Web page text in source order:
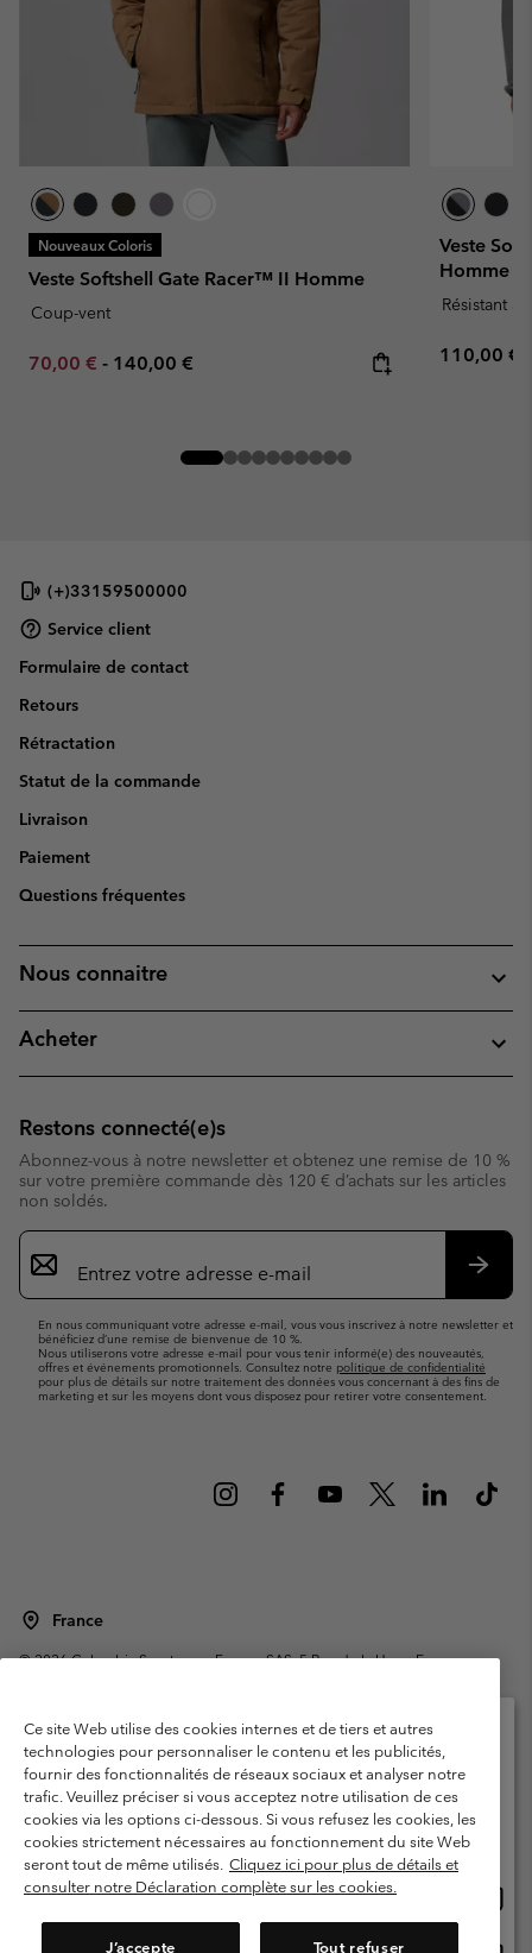
Nouveaux Coloris
Veste Softshell Gate Racer™ II Homme
Coup-vent
Minimum sale price:
70,00 € - Maximum price:
140,00 €
Veste
Homme
Résistant à
Regular
110,00 €
(+)33159500000
Service client
Formulaire de contact
Retours
Rétractation
Statut de la commande
Livraison
Paiement
Questions fréquentes
Nous connaitre
Acheter
Restons connecté(e)s
Abonnez-vous à notre newsletter et obtenez une remise de 10 %
sur votre première commande dès 120 € d’achats sur les articles
non soldés.
Inscription
par
e-
En nous communiquant votre adresse e-mail, vous vous inscrivez à notre newsletter et
bénéficiez d’une remise de bienvenue de 10 %.
Nous utiliserons votre adresse e-mail pour vous tenir informé(e) des nouveautés,
offres et événements promotionnels. Consultez notre politique de confidentialité
pour plus de détails sur notre traitement des données vous concernant à des fins de
marketing et sur les moyens dont vous disposez pour retirer votre consentement.
France
©2026Columbia Sportswear Europe SAS. 5 Rue de la Haye, Espace
Garanties Légales
Politique de confidentialité
Conditions d'utilisation - Membres
Conditions D'utilisation - Contenu généré par l'utilisateur
Impressum
Cookies
Public CBCR
Service client: Lun - Sam de 9h à 13h et de 14h à 18h
Ce site Web utilise des cookies internes et de tiers et autres
technologies pour personnaliser le contenu et les publicités,
fournir des fonctionnalités de réseaux sociaux et analyser notre
trafic. Veuillez préciser si vous acceptez notre utilisation de ces
cookies via les options ci-dessous. Si vous refusez les cookies, les
cookies strictement nécessaires au fonctionnement du site Web
seront tout de même utilisés. Cliquez ici pour plus de détails et
consulter notre Déclaration complète sur les cookies.
J’accepte Tout refuser
Veuillez sélectionner votre pays d’expédition et
votre langue
Achats en ligne disponibles
United States
ligne